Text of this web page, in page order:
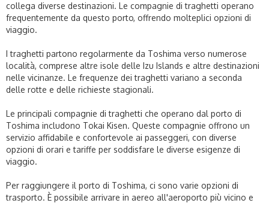
collega diverse destinazioni. Le compagnie di traghetti operano
frequentemente da questo porto, offrendo molteplici opzioni di
viaggio.
I traghetti partono regolarmente da Toshima verso numerose
località, comprese altre isole delle Izu Islands e altre destinazioni
nelle vicinanze. Le frequenze dei traghetti variano a seconda
delle rotte e delle richieste stagionali.
Le principali compagnie di traghetti che operano dal porto di
Toshima includono Tokai Kisen. Queste compagnie offrono un
servizio affidabile e confortevole ai passeggeri, con diverse
opzioni di orari e tariffe per soddisfare le diverse esigenze di
viaggio.
Per raggiungere il porto di Toshima, ci sono varie opzioni di
trasporto. È possibile arrivare in aereo all'aeroporto più vicino e